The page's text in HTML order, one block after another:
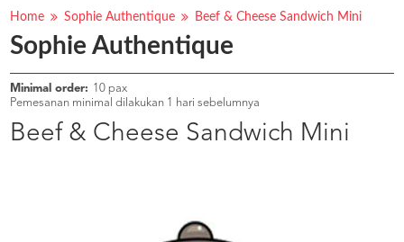
PESAN
OUR
COMPANY
KATA
MEREKA
KATALOG
Home Sophie Authentique Beef & Cheese Sandwich Mini
Sophie Authentique
Minimal order: 10 pax
Pemesanan minimal dilakukan 1 hari sebelumnya
Beef & Cheese Sandwich Mini